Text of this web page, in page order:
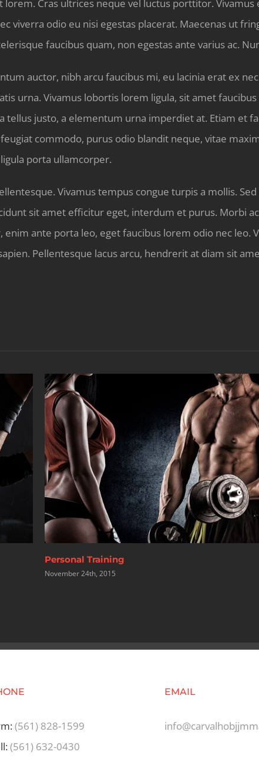
Cras ultrices neque vel luctus porttitor.
viverra odio eu nisi egestas placerat. Maecenas ut
faucibus quam, non egestas ante varius ac.
auctor, nibh arcu faucibus mi, eu lacinia erat ex
urna. Vivamus lobortis lorem ligula, sit amet
tellus justo, a elementum urna imperdiet at. Etiam et
commodo, purus odio blandit neque, vitae
porta ullamcorper.
Vivamus tempus congue turpis a mollis.
sit amet efficitur eget, interdum et purus. Morbi
ante porta leo, eget faucibus lorem odio nec leo.
Pellentesque lacus arcu, hendrerit at diam sit
Swimming Pool
November 24th, 2015
(561) 828-1599
(561) 632-0430
EMAIL